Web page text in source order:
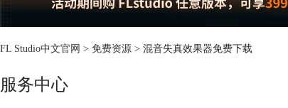
FL Studio中文官网 > 免费资源 > 混音失真效果器免费下载
服务中心